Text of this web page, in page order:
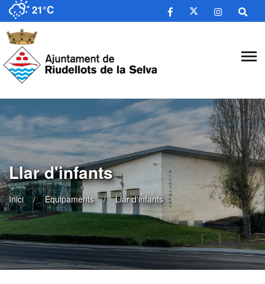
21°C
Llar d'infants
Inici Equipaments Llar d'infants